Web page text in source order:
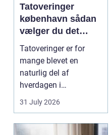
Tatoveringer
københavn sådan
vælger du det
rigtige studie
Tatoveringer er for
mange blevet en
naturlig del af
hverdagen i
København. Byen er
fyldt med dygtige...
31 July 2026